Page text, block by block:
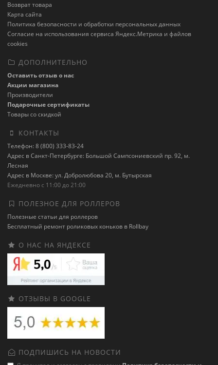
Возврат товара
Карта сайта
Политика безопасности и обработки персональных данных
Cогласие на использования сервиса Яндекс.Метрика и файлов
cookies
ДОПОЛНИТЕЛЬНО
Оставить отзыв о нас
Акции магазина
Производители
Подарочные сертификаты
Товары со скидкой
КОНТАКТЫ
Телефон: 8 (800) 333-83-24
Адрес в Санкт-Петербурге: Большой Сампсониевский пр. 92, м.
Лесная
Адрес в Москве: ул. Добролюбова 20, м. Бутырская
Ежедневно с 11:00 до 21:00
ПОЛЕЗНОЕ ДЛЯ РОЛЛЕРОВ
Полезные статьи для роллеров
Бесплатный ремонт роликовых коньков в Rollbay
О НАС НА ЯНДЕКСЕ
ОТЗЫВЫ В GOOGLE
ПОДПИШИСЬ НА НОВОСТИ